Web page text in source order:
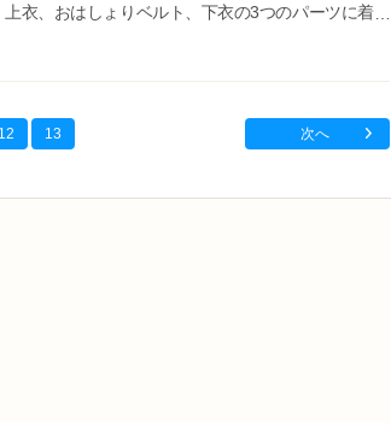
衣、おはしょりベルト、下衣の3つのパーツに着物
り...
12 13 次へ